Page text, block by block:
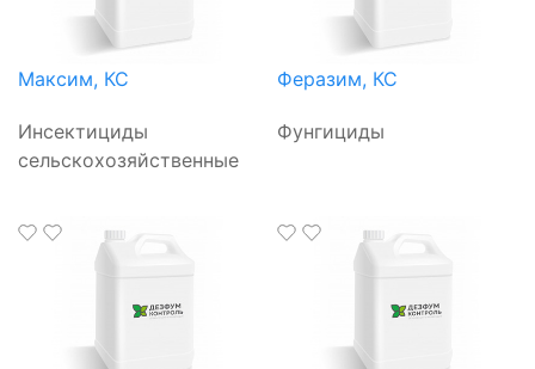
Максим, КС
Инсектициды
сельскохозяйственные
Феразим, КС
Фунгициды